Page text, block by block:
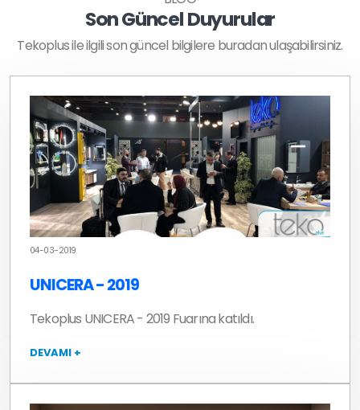
Son Güncel Duyurular
Tekoplus ile ilgili son güncel bilgilere buradan ulaşabilirsiniz.
04-03-2019
UNICERA - 2019
Tekoplus UNICERA - 2019 Fuarına katıldı.
DEVAMI +